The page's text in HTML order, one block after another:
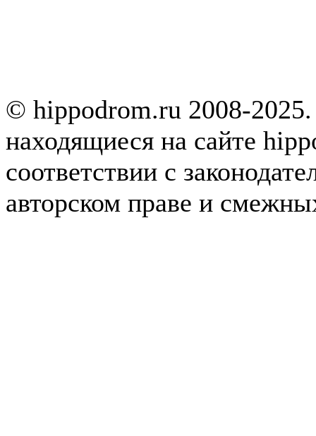
© hippodrom.ru 2008-
находящиеся на сайте
соответствии с
авторском праве и